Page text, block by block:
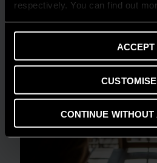
respectively. You can find out
ACCEPT
CUSTOMISE
CONTINUE WITHOUT
AMBIENTE
Risparmio energetico:
casa in un modello di
LEGGI DI PIÙ